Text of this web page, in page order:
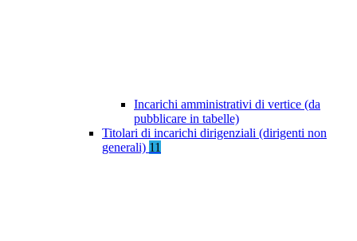
Incarichi amministrativi di vertice (da
pubblicare in tabelle)
Titolari di incarichi dirigenziali (dirigenti non
generali) 11